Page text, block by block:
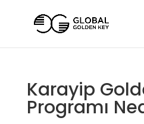
Karayip
Programı